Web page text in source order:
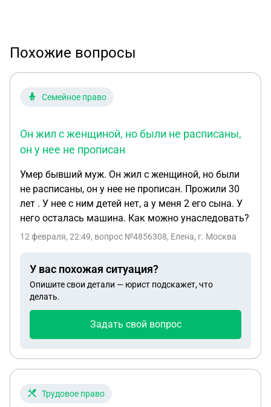
Похожие вопросы
Семейное право
Он жил с женщиной, но были не расписаны,
он у нее не прописан
Умер бывший муж. Он жил с женщиной, но были
не расписаны, он у нее не прописан. Прожили 30
лет . У нее с ним детей нет, а у меня 2 его сына. У
него осталась машина. Как можно унаследовать?
12 февраля, 22:49, вопрос №4856308, Елена, г. Москва
У вас похожая ситуация?
Опишите свои детали — юрист подскажет, что
делать.
Задать свой вопрос
Трудовое право